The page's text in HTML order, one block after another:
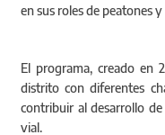
en sus roles de peatones
El programa, creado en
distrito con diferentes
contribuir al desarrollo
vial.